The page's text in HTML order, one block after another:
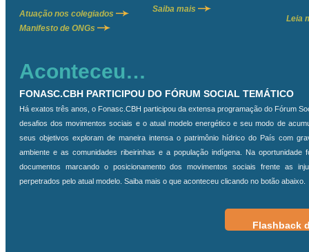
Atuação nos colegiados
Manifesto de ONGs
Saiba mais
Leia
Aconteceu…
FONASC.CBH PARTICIPOU DO FÓRUM SOCIAL TEMÁTICO
Há exatos três anos, o Fonasc.CBH participou da extensa programação do Fórum
desafios dos movimentos sociais e o atual modelo energético e seu modo de
seus objetivos exploram de maneira intensa o patrimônio hídrico do País com
ambiente e as comunidades ribeirinhas e a população indígena. Na oportunidade
documentos marcando o posicionamento dos movimentos sociais frente as
perpetrados pelo atual modelo. Saiba mais o que aconteceu clicando no botão abaixo.
Flashback